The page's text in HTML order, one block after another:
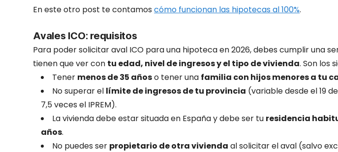
En este otro post te contamoscómo funcionan las hipotecas al 100%.
Avales ICO: requisitos
Para poder solicitar aval ICO para una hipoteca en 2026, debes cumplir una
tienen que ver con tu edad, nivel de ingresos y el tipo de vivienda. Son los
Tener menos de 35 añoso tener una familia con hijos menores a tu
No superar el límite de ingresos de tu provincia (variable desde el 19
7,5 veces el IPREM).
La vivienda debe estar situada en España y debe ser tu residencia
años.
No puedes ser propietario de otra vivienda al solicitar el aval (salvo